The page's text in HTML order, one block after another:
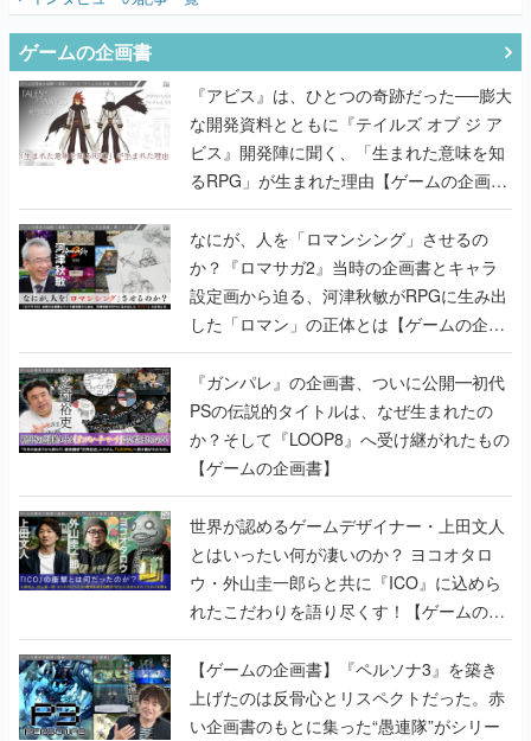
ゲームの企画書
『アビス』は、ひとつの奇跡だった──膨大
な開発資料とともに『テイルズ オブ ジ ア
ビス』開発陣に聞く、「生まれた意味を知
るRPG」が生まれた理由【ゲームの企画
書】
なにが、人を「ロマンシング」させるの
か？『ロマサガ2』当時の企画書とキャラ
設定画から迫る、河津秋敏がRPGに生み出
した「ロマン」の正体とは【ゲームの企画
書】
『ガンパレ』の企画書、ついに公開━初代
PSの伝説的タイトルは、なぜ生まれたの
か？そして『LOOP8』へ受け継がれたもの
【ゲームの企画書】
世界が認めるゲームデザイナー・上田文人
とはいったい何が凄いのか？ ヨコオタロ
ウ・外山圭一郎らと共に『ICO』に込めら
れたこだわりを語り尽くす！【ゲームの企
画書】
【ゲームの企画書】『ペルソナ3』を築き
上げたのは反骨心とリスペクトだった。赤
い企画書のもとに集った“愚連隊”がシリー